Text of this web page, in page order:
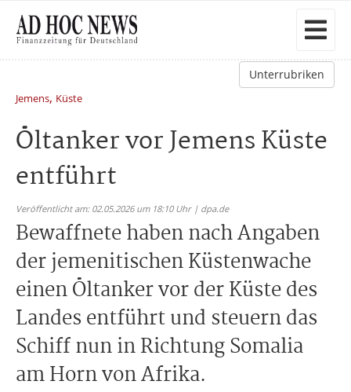
Unterrubriken
Jemens, Küste
Öltanker vor Jemens Küste
entführt
Veröffentlicht am: 02.05.2026 um 18:10 Uhr | dpa.de
Bewaffnete haben nach Angaben
der jemenitischen Küstenwache
einen Öltanker vor der Küste des
Landes entführt und steuern das
Schiff nun in Richtung Somalia
am Horn von Afrika.